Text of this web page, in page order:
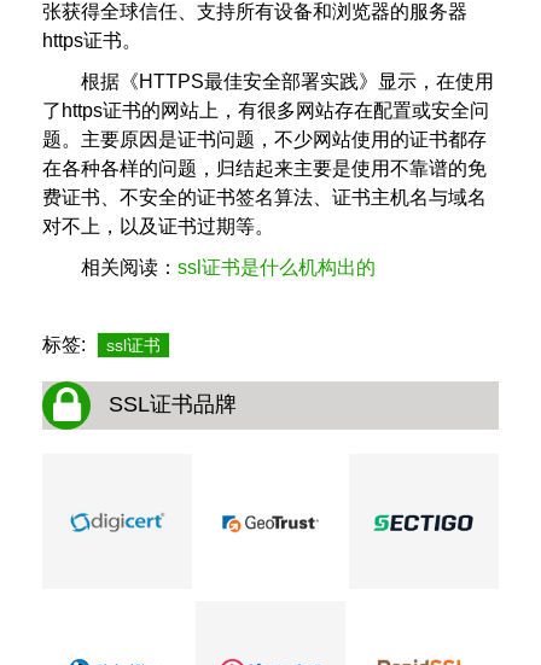
张获得全球信任、支持所有设备和浏览器的服务器
https证书。
根据《HTTPS最佳安全部署实践》显示，在使用
了https证书的网站上，有很多网站存在配置或安全问
题。主要原因是证书问题，不少网站使用的证书都存
在各种各样的问题，归结起来主要是使用不靠谱的免
费证书、不安全的证书签名算法、证书主机名与域名
对不上，以及证书过期等。
相关阅读： ssl证书是什么机构出的
标签: ssl证书
SSL证书品牌